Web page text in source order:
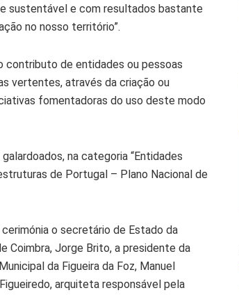
sustentável e com resultados bastante
no nosso território”.
contributo de entidades ou pessoas
vertentes, através da criação ou
fomentadoras do uso deste modo
na categoria “Entidades
de Portugal – Plano Nacional de
o secretário de Estado da
Coimbra, Jorge Brito, a presidente da
da Figueira da Foz, Manuel
arquiteta responsável pela